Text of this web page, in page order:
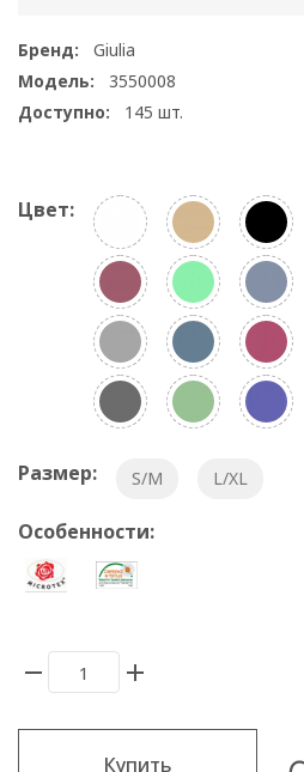
Бренд:
Giulia
Модель:
3550008
Доступно:
145 шт.
Цвет:
Размер: S/M L/XL
Особенности:
Купить